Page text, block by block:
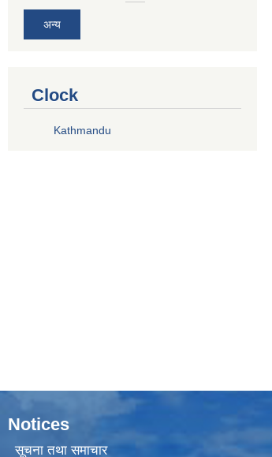
अन्य
Clock
Kathmandu
Notices
सूचना तथा समाचार